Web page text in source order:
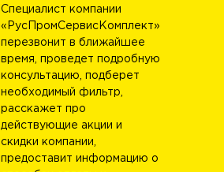
Специалист компании
«РусПромСервисКомплект»
перезвонит в ближайшее
время, проведет подробную
консультацию, подберет
необходимый фильтр,
расскажет про
действующие акции и
скидки компании,
предоставит информацию о